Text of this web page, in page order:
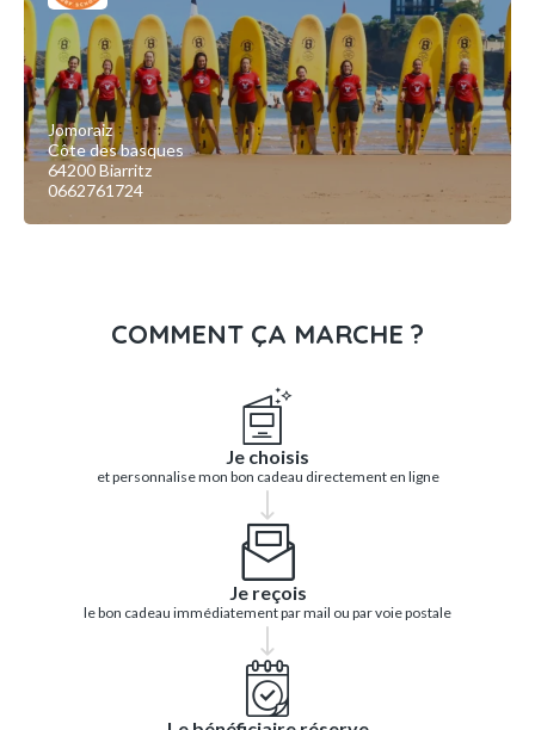
Jomoraiz
Côte des basques
64200 Biarritz
0662761724
COMMENT ÇA MARCHE ?
Je choisis
et personnalise mon bon cadeau directement en ligne
Je reçois
le bon cadeau immédiatement par mail ou par voie postale